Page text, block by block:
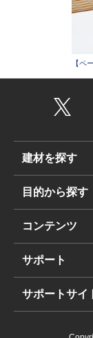
【ペ
建材を探す
目的から探す
コンテンツ
サポート
サポートサイ